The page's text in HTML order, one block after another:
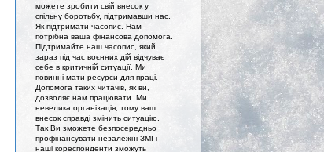
можете зробити свій внесок у
спільну боротьбу, підтримавши нас.
Як підтримати часопис. Нам
потрібна ваша фінансова допомога.
Підтримайте наш часопис, який
зараз під час воєнних дій відчуває
себе в критичній ситуації. Ми
повинні мати ресурси для праці.
Допомога таких читачів, як ви,
дозволяє нам працювати. Ми
невелика організація, тому ваш
внесок справді змінить ситуацію.
Так Ви зможете безпосередньо
профінансувати незалежні ЗМІ і
наші кореспонденти зможуть